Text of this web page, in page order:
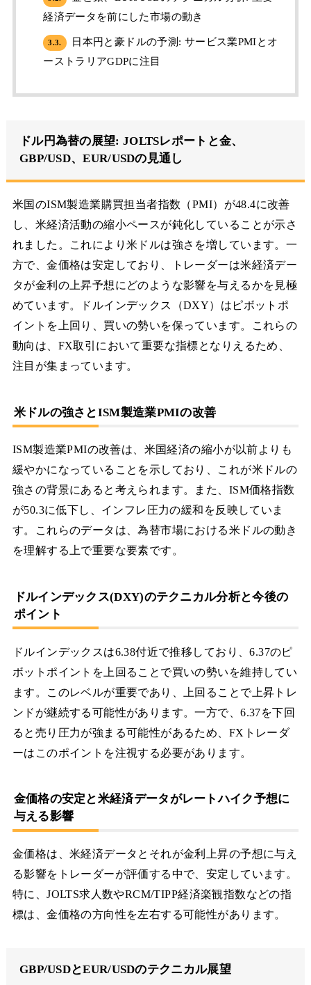
経済データを前にした市場の動き
3.3.
日本円と豪ドルの予測: サービス業PMIとオ
ーストラリアGDPに注目
ドル円為替の展望: JOLTSレポートと金、
GBP/USD、EUR/USDの見通し
米国のISM製造業購買担当者指数（PMI）が48.4に改善
し、米経済活動の縮小ペースが鈍化していることが示さ
れました。これにより米ドルは強さを増しています。一
方で、金価格は安定しており、トレーダーは米経済デー
タが金利の上昇予想にどのような影響を与えるかを見極
めています。ドルインデックス（DXY）はピボットポ
イントを上回り、買いの勢いを保っています。これらの
動向は、FX取引において重要な指標となりえるため、
注目が集まっています。
米ドルの強さとISM製造業PMIの改善
ISM製造業PMIの改善は、米国経済の縮小が以前よりも
緩やかになっていることを示しており、これが米ドルの
強さの背景にあると考えられます。また、ISM価格指数
が50.3に低下し、インフレ圧力の緩和を反映していま
す。これらのデータは、為替市場における米ドルの動き
を理解する上で重要な要素です。
ドルインデックス(DXY)のテクニカル分析と今後の
ポイント
ドルインデックスは6.38付近で推移しており、6.37のピ
ボットポイントを上回ることで買いの勢いを維持してい
ます。このレベルが重要であり、上回ることで上昇トレ
ンドが継続する可能性があります。一方で、6.37を下回
ると売り圧力が強まる可能性があるため、FXトレーダ
ーはこのポイントを注視する必要があります。
金価格の安定と米経済データがレートハイク予想に
与える影響
金価格は、米経済データとそれが金利上昇の予想に与え
る影響をトレーダーが評価する中で、安定しています。
特に、JOLTS求人数やRCM/TIPP経済楽観指数などの指
標は、金価格の方向性を左右する可能性があります。
GBP/USDとEUR/USDのテクニカル展望